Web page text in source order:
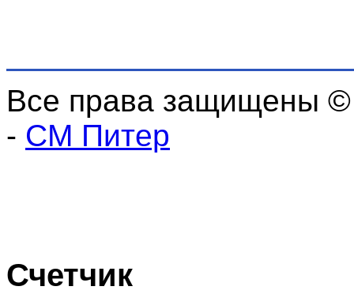
Все права защищены
- СМ Питер
Счетчик